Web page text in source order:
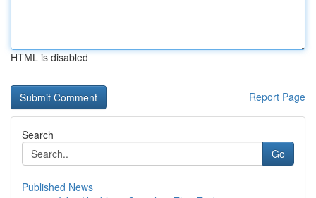
HTML is disabled
Report Page
Search
Go
Published News